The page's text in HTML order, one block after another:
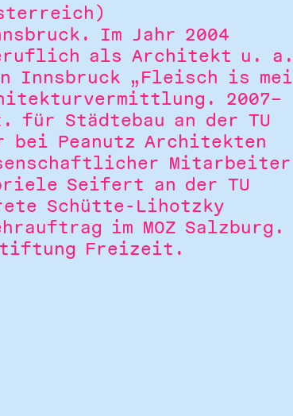
Im Jahr 2004
als Architekt u. a.
Innsbruck „Fleisch is mei
2007–
für Städtebau an der TU
bei Peanutz Architekten
Mitarbeiter
Seifert an der TU
Schütte-Lihotzky
im MOZ Salzburg.
Freizeit.